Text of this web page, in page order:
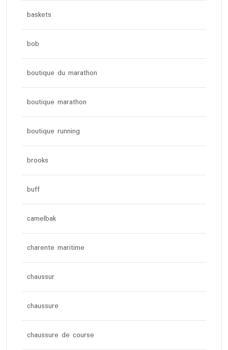
baskets
bob
boutique du marathon
boutique marathon
boutique running
brooks
buff
camelbak
charente maritime
chaussur
chaussure
chaussure de course